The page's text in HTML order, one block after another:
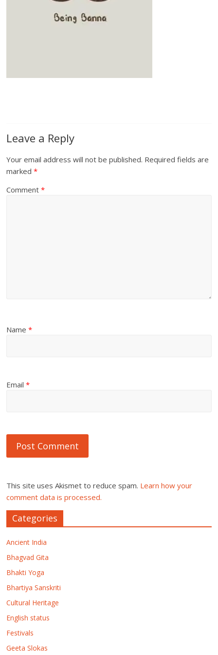
Leave a Reply
Your email address will not be published. Required fields are
marked*
Comment*
Name*
Email*
This site uses Akismet to reduce spam. Learn how your
comment data is processed.
Categories
Ancient India
Bhagvad Gita
Bhakti Yoga
Bhartiya Sanskriti
Cultural Heritage
English status
Festivals
Geeta Slokas